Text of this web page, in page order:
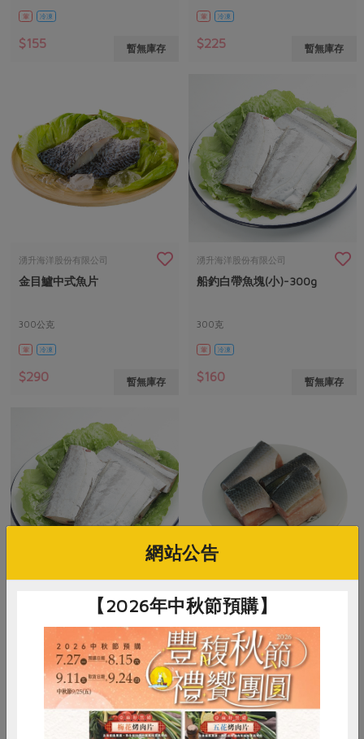
葷 冷凍
$155 暫無庫存
葷 冷凍
$225 暫無庫存
湧升海洋股份有限公司
金目鱸中式魚片
300公克
葷 冷凍
$290 暫無庫存
湧升海洋股份有限公司
船釣白帶魚塊(小)-300g
300克
葷 冷凍
$160 暫無庫存
白帶魚塊-300g
$170 暫無庫存
虱目魚背肉-600g
600公克
葷 冷凍
$85 暫無庫存
網站公告
【2026年中秋節預購】